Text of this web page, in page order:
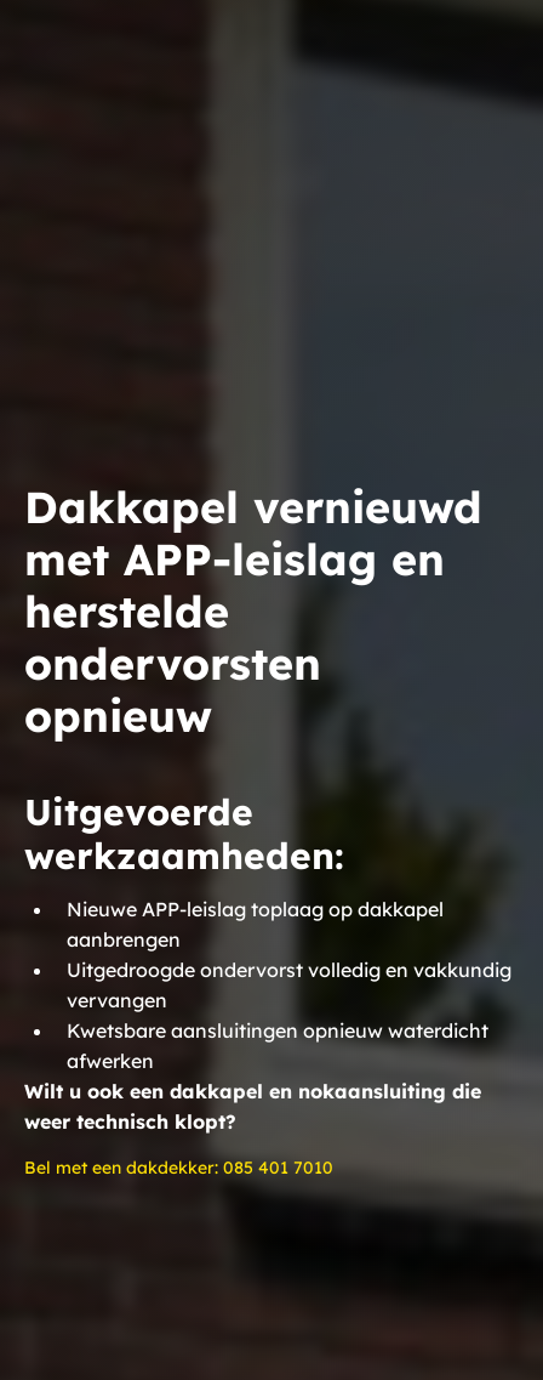
Dakkapel vernieuwd
met APP-leislag en
herstelde
ondervorsten
opnieuw
Uitgevoerde
werkzaamheden:
Nieuwe APP-leislag toplaag op dakkapel
aanbrengen
Uitgedroogde ondervorst volledig en vakkundig
vervangen
Kwetsbare aansluitingen opnieuw waterdicht
afwerken
Wilt u ook een dakkapel en nokaansluiting die
weer technisch klopt?
Bel met een dakdekker: 085 401 7010